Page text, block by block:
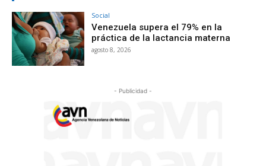
Social
Venezuela supera el 79% en la
práctica de la lactancia materna
agosto 8, 2026
- Publicidad -